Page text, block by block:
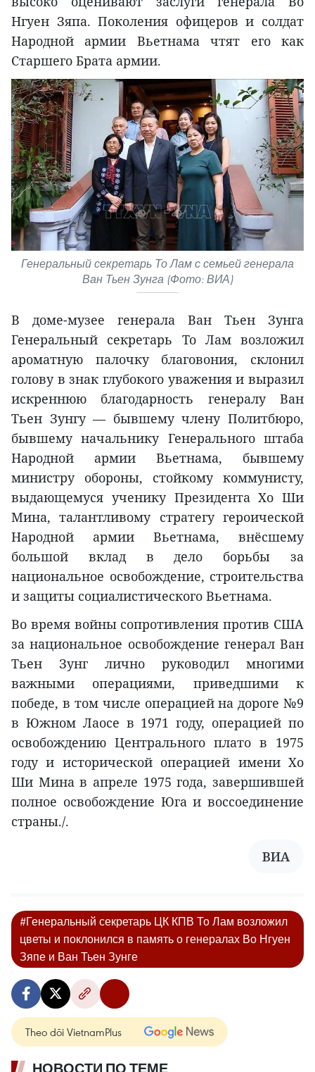
Нгуен Зяпа. Поколения офицеров и солдат
Народной армии Вьетнама чтят его как
Старшего Брата армии.
Генеральный секретарь То Лам с семьей генерала
Ван Тьен Зунга (Фото: ВИА)
В доме-музее генерала Ван Тьен Зунга
Генеральный секретарь То Лам возложил
ароматную палочку благовония, склонил
голову в знак глубокого уважения и выразил
искреннюю благодарность генералу Ван
Тьен Зунгу — бывшему члену Политбюро,
бывшему начальнику Генерального штаба
Народной армии Вьетнама, бывшему
министру обороны, стойкому коммунисту,
выдающемуся ученику Президента Хо Ши
Мина, талантливому стратегу героической
Народной армии Вьетнама, внёсшему
большой вклад в дело борьбы за
национальное освобождение, строительства
и защиты социалистического Вьетнама.
Во время войны сопротивления против США
за национальное освобождение генерал Ван
Тьен Зунг лично руководил многими
важными операциями, приведшими к
победе, в том числе операцией на дороге №9
в Южном Лаосе в 1971 году, операцией по
освобождению Центрального плато в 1975
году и исторической операцией имени Хо
Ши Мина в апреле 1975 года, завершившей
полное освобождение Юга и воссоединение
страны./.
ВИА
#Генеральный секретарь ЦК КПВ То Лам возложил
цветы и поклонился в память о генералах Во Нгуен
Зяпе и Ван Тьен Зунге
Theo dõi VietnamPlus
НОВОСТИ ПО ТЕМЕ